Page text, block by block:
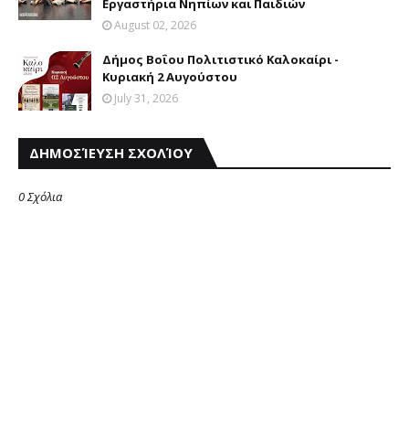
Εργαστήρια Νηπίων και Παιδιών
August 02, 2026
Δήμος Βοΐου Πολιτιστικό Καλοκαίρι -
Κυριακή 2 Αυγούστου
July 31, 2026
ΔΗΜΟΣΊΕΥΣΗ ΣΧΟΛΊΟΥ
0 Σχόλια